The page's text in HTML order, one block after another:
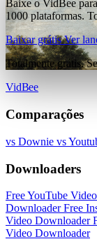
Baixe o VidBee
1000 plataformas.
Baixar grátisVer
Totalmente grátis.
VidBee
Comparações
vs Downie vs
Downloaders
Free YouTube
DownloaderFree
Video Downloader
Video Downloader